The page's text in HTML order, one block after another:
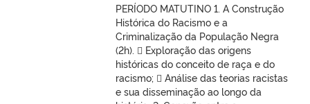
PERÍODO MATUTINO 1. A Construção
Histórica do Racismo e a
Criminalização da População Negra
(2h).  Exploração das origens
históricas do conceito de raça e do
racismo;  Análise das teorias racistas
e sua disseminação ao longo da